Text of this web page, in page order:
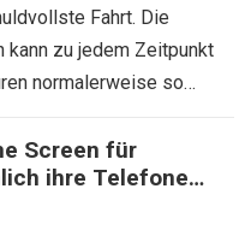
Fahrt. Die
kann zu jedem Zeitpunkt
normalerweise so
Screen für
ihre Telefone